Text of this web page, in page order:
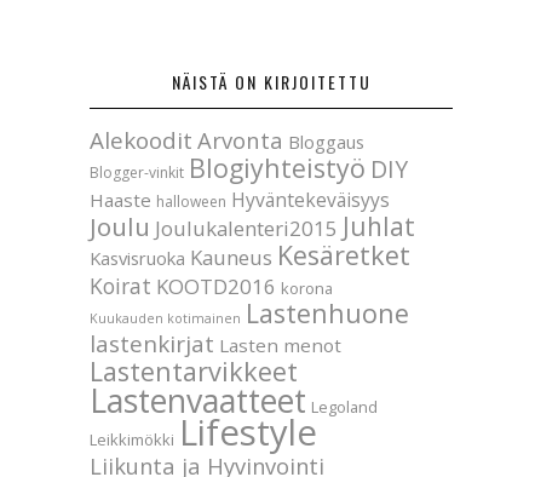
NÄISTÄ ON KIRJOITETTU
Alekoodit Arvonta Bloggaus
Blogger-vinkit Blogiyhteistyö DIY
Haaste halloween Hyväntekeväisyys
Joulu Joulukalenteri2015 Juhlat
Kasvisruoka Kauneus Kesäretket
Koirat KOOTD2016 korona
Kuukauden kotimainen Lastenhuone
lastenkirjat Lasten menot
Lastentarvikkeet
Lastenvaatteet Legoland
Leikkimökki Lifestyle
Liikunta ja Hyvinvointi